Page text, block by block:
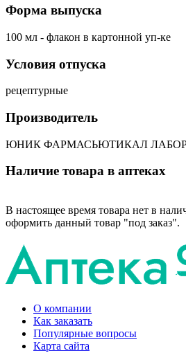
Форма выпуска
100 мл - флакон в картонной уп-ке
Условия отпуска
рецептурные
Производитель
ЮНИК ФАРМАСЬЮТИКАЛ
Наличие товара в аптеках
В настоящее время товара нет в
оформить данный товар "под заказ".
О компании
Как заказать
Популярные вопросы
Карта сайта